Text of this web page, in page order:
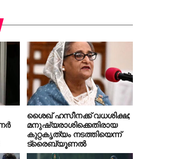
ശൈഖ് ഹസീനക്ക് വധശിക്ഷ;
മനുഷ്യരാശിക്കെതിരായ
കുറ്റകൃത്യം നടത്തിയെന്ന്
ട്രൈബ്യൂണല്‍